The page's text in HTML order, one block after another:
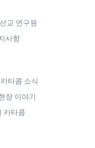
선교 연구원
사항
카타콤 소식
장 이야기
카타콤